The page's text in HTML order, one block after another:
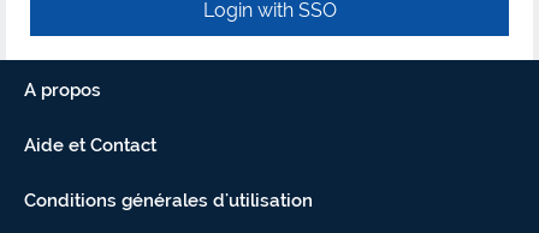
Login with SSO
A propos
Aide et Contact
Conditions générales d'utilisation